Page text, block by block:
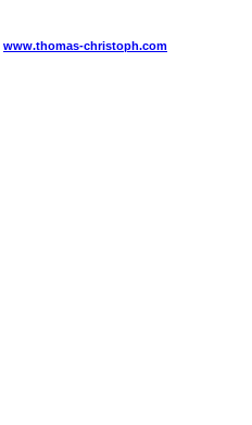
www.thomas-christoph.com